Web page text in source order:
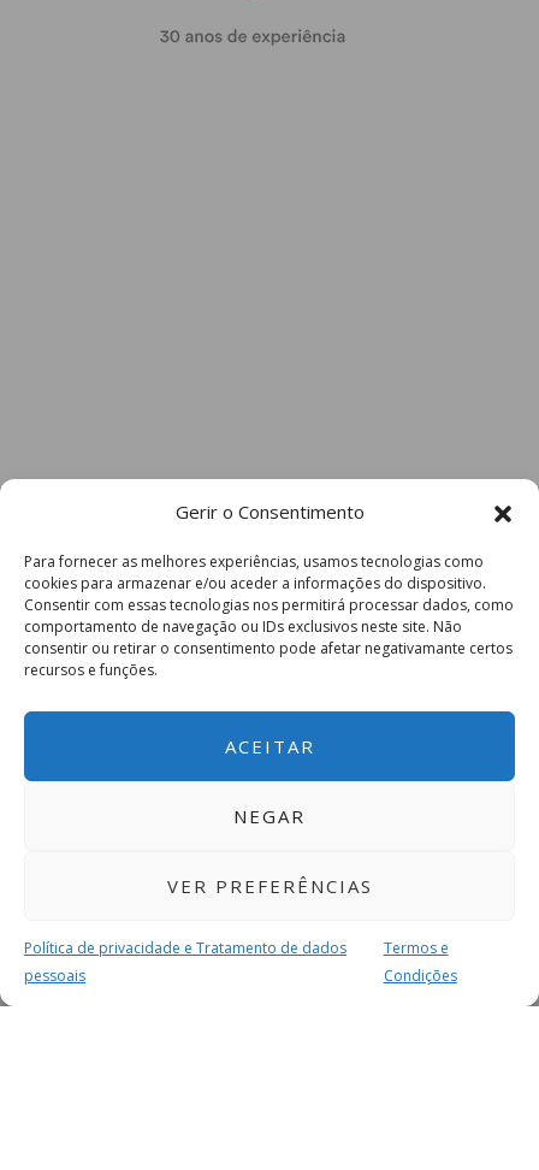
Gerir o Consentimento
Para fornecer as melhores experiências, usamos tecnologias como
cookies para armazenar e/ou aceder a informações do dispositivo.
Consentir com essas tecnologias nos permitirá processar dados, como
comportamento de navegação ou IDs exclusivos neste site. Não
consentir ou retirar o consentimento pode afetar negativamante certos
recursos e funções.
ACEITAR
NEGAR
VER PREFERÊNCIAS
Política de privacidade e Tratamento de dados
pessoais
Termos e
Condições